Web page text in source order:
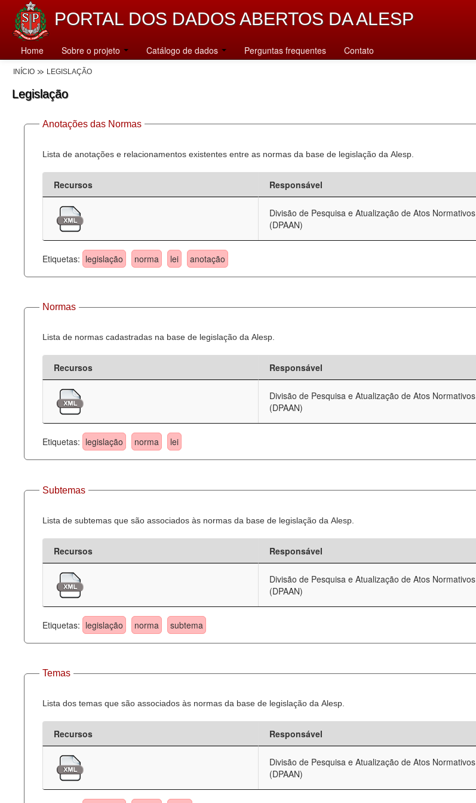
PORTAL DOS DADOS ABERTOS DA ALESP
Home Sobre o projeto Catálogo de dados Perguntas frequentes Contato
INÍCIO LEGISLAÇÃO
Legislação
Anotações das Normas
Lista de anotações e relacionamentos existentes entre as normas da base de legislação da Alesp.
Recursos Responsável
Divisão de Pesquisa e Atualização de Atos Normativos
(DPAAN)
Etiquetas: legislação norma lei anotação
Normas
Lista de normas cadastradas na base de legislação da Alesp.
Recursos Responsável
Divisão de Pesquisa e Atualização de Atos Normativos
(DPAAN)
Etiquetas: legislação norma lei
Subtemas
Lista de subtemas que são associados às normas da base de legislação da Alesp.
Recursos Responsável
Divisão de Pesquisa e Atualização de Atos Normativos
(DPAAN)
Etiquetas: legislação norma subtema
Temas
Lista dos temas que são associados às normas da base de legislação da Alesp.
Recursos Responsável
Divisão de Pesquisa e Atualização de Atos Normativos
(DPAAN)